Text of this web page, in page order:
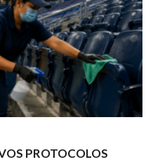
PROTOCOLOS